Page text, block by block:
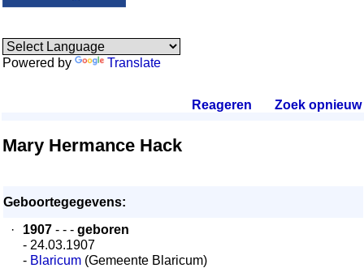
Powered by Translate
Reageren Zoek opnieuw.
Mary Hermance Hack
Geboortegegevens:
·
1907 - - - geboren
- 24.03.1907
- Blaricum (Gemeente Blaricum)